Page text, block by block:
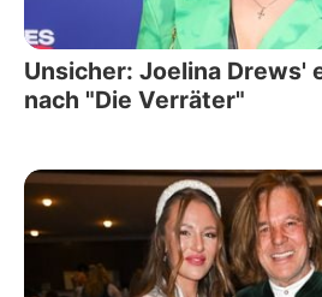
Unsicher: Joelina Drews'
nach "Die Verräter"